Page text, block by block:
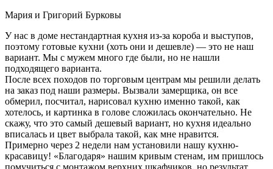
Мария и Григорий Бурковы
У нас в доме нестандартная кухня из-за короба и выступов,
поэтому готовые кухни (хоть они и дешевле) — это не наш
вариант. Мы с мужем много где были, но не нашли
подходящего варианта.
После всех походов по торговым центрам мы решили делать
на заказ под наши размеры. Вызвали замерщика, он все
обмерил, посчитал, нарисовал кухню именно такой, как
хотелось, и картинка в голове сложилась окончательно. Не
скажу, что это самый дешевый вариант, но кухня идеально
вписалась и цвет выбрала такой, как мне нравится.
Примерно через 2 недели нам установили нашу кухню-
красавицу! «Благодаря» нашим кривым стенам, им пришлось
помучиться с монтажом верхних шкафчиков, но результат